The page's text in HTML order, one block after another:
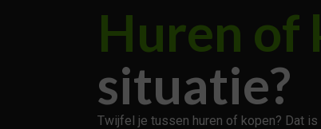
Huren of
situatie?
Twijfel je tussen huren of kopen? Dat